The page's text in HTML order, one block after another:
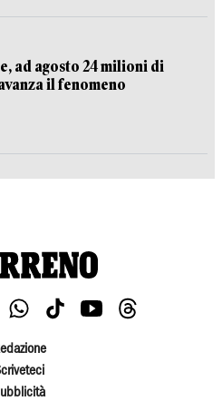
ad agosto 24 milioni di
il fenomeno